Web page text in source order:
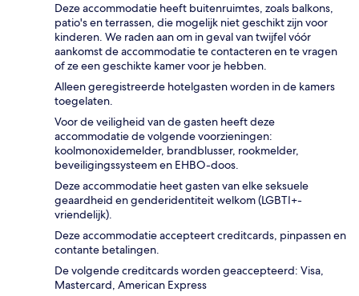
Deze accommodatie heeft buitenruimtes, zoals balkons,
patio's en terrassen, die mogelijk niet geschikt zijn voor
kinderen. We raden aan om in geval van twijfel vóór
aankomst de accommodatie te contacteren en te vragen
of ze een geschikte kamer voor je hebben.
Alleen geregistreerde hotelgasten worden in de kamers
toegelaten.
Voor de veiligheid van de gasten heeft deze
accommodatie de volgende voorzieningen:
koolmonoxidemelder, brandblusser, rookmelder,
beveiligingssysteem en EHBO-doos.
Deze accommodatie heet gasten van elke seksuele
geaardheid en genderidentiteit welkom (LGBTI+-
vriendelijk).
Deze accommodatie accepteert creditcards, pinpassen en
contante betalingen.
De volgende creditcards worden geaccepteerd: Visa,
Mastercard, American Express